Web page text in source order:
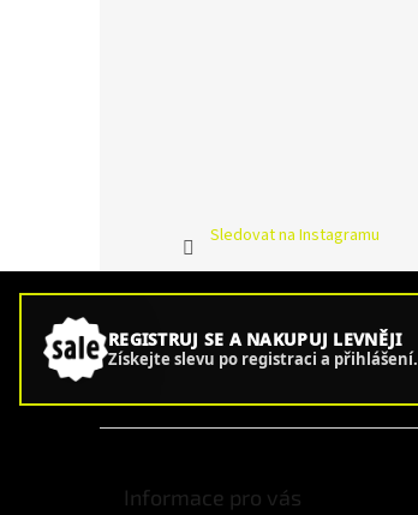
Sledovat na Instagramu
REGISTRUJ SE A NAKUPUJ LEVNĚJI
Získejte slevu po registraci a přihlášení.
Informace pro vás